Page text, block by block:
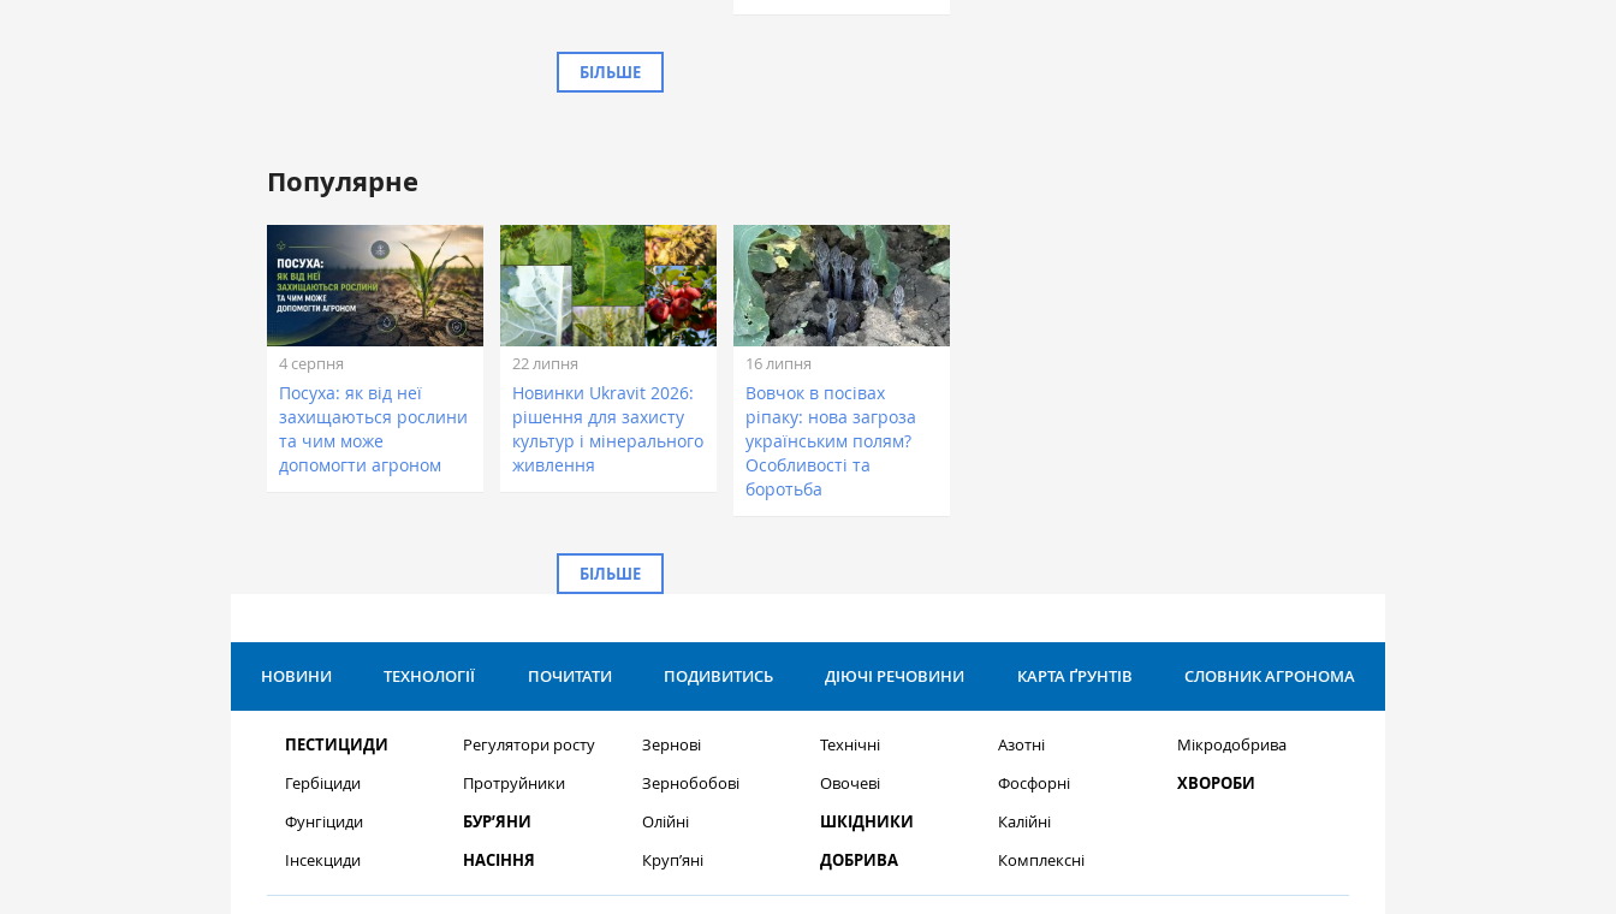
БІЛЬШЕ
Популярне
4 серпня
Посуха: як від неї
захищаються рослини
та чим може
допомогти агроном
22 липня
Новинки Ukravit 2026:
рішення для захисту
культур і мінерального
живлення
16 липня
Вовчок в посівах
ріпаку: нова загроза
українським полям?
Особливості та
боротьба
БІЛЬШЕ
НОВИНИ ТЕХНОЛОГІЇ ПОЧИТАТИ ПОДИВИТИСЬ ДІЮЧІ РЕЧОВИНИ КАРТА ҐРУНТІВ СЛОВНИК АГРОНОМА
ПЕСТИЦИДИ
Гербіциди
Фунгіциди
Інсекциди
Регулятори росту
Протруйники
БУР’ЯНИ
НАСІННЯ
Зернові
Зернобобові
Олійні
Круп’яні
Технічні
Овочеві
ШКІДНИКИ
ДОБРИВА
Азотні
Фосфорні
Калійні
Комплексні
Мікродобрива
ХВОРОБИ